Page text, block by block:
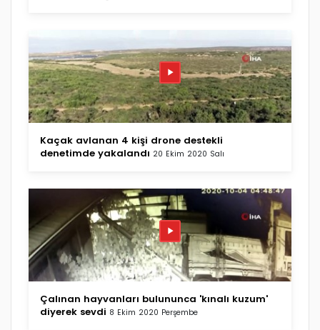
Kaçak avlanan 4 kişi drone destekli
denetimde yakalandı 20 Ekim 2020 Salı
Çalınan hayvanları bulununca 'kınalı kuzum'
diyerek sevdi 8 Ekim 2020 Perşembe